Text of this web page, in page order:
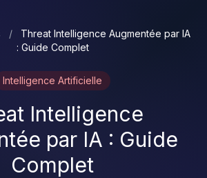
/
Threat Intelligence Augmentée par IA
: Guide Complet
Intelligence Artificielle
Intelligence
par IA : Guide
Complet